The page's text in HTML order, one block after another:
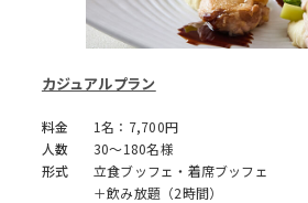
カジュアルプラン
料金
1名：7,700円
人数
30～180名様
形式
立食ブッフェ・着席ブッフェ
＋飲み放題（2時間）